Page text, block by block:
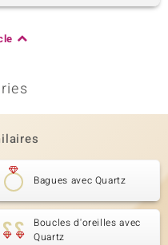
Bagues avec Quartz
Boucles d'oreilles avec
Quartz